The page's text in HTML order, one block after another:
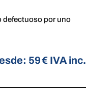
defectuoso por uno
59 € IVA inc.